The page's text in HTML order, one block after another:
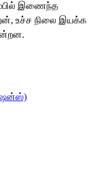
இணைந்த
உச்ச நிலை இயக்க